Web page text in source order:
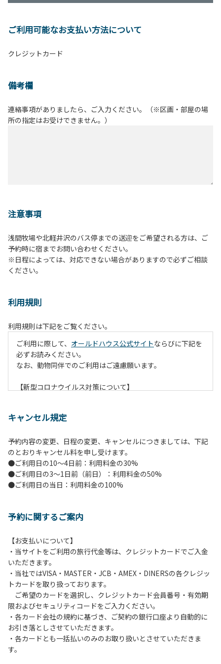
ご利用可能なお支払い方法について
クレジットカード
備考欄
連絡事項がありましたら、ご入力ください。（※区画・部屋の場
所の指定はお受けできません。）
注意事項
浅間牧場や北軽井沢のバス停までの送迎をご希望される方は、ご
予約時に宿までお問い合わせください。
※日程によっては、対応できない場合がありますので必ずご相談
ください。
利用規則
利用規則は下記をご覧ください。
ご利用に際して、 オールドハウス公式サイトならびに下記を
必ずお読みください。
なお、動物同伴でのご利用はご遠慮願います。
【新型コロナウイルス対策について】
また、今後の状況次第で変わる場合がありますのでご了承く
【ペンションでの取り組み】
・お食事は席数を減らしソーシャルディスタンスを確保して
のお食事。
・お食事は18時と19時の2回に分けて行います。（ご希望の
・玄関、食堂に手指の消毒スプレーを設置。
・定期的な施設の消毒。
・スタッフの体調管理、健康チェックの徹底。
・使い捨てスリッパをご用意しております。
・施設内の換気。
※食事中は窓を開けて換気をさせていただく場合がございま
す。また、山の上なので朝晩は冷えます。服装は１枚多めに
ご用意ください。
【お客様へお願い】
・パブリックスペースでは、食事中以外はマスクの着用をお
キャンセル規定
予約内容の変更、日程の変更、キャンセルにつきましては、下記
のとおりキャンセル料を申し受けます。
●ご利用日の10～4日前：利用料金の30%
●ご利用日の3～1日前（前日）：利用料金の50%
●ご利用日の当日：利用料金の100%
予約に関するご案内
【お支払いについて】
・当サイトをご利用の旅行代金等は、クレジットカードでご入金
いただきます。
・当社ではVISA・MASTER・JCB・AMEX・DINERSの各クレジッ
トカードを取り扱っております。
ご希望のカードを選択し、クレジットカード会員番号・有効期
限およびセキュリティコードをご入力ください。
・各カード会社の規約に基づき、ご契約の銀行口座より自動的に
お引き落としさせていただきます。
・各カードとも一括払いのみのお取り扱いとさせていただきま
す。